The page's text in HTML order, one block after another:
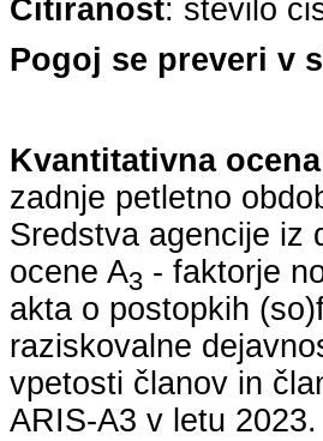
Citiranost: število
Pogoj se preveri v
Kvantitativna
zadnje petletno
Sredstva agencije iz
ocene A3 - faktorje
akta o postopkih
raziskovalne
vpetosti članov in
ARIS-A3 v letu 2023.